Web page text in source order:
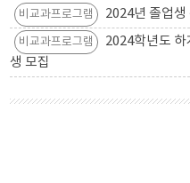
비교과프로그램 2024년 졸업생
비교과프로그램
2024학년도
생 모집